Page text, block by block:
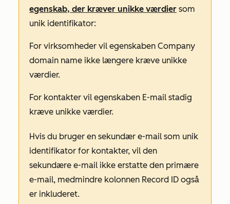
egenskab, der kræver unikke værdier som
unik identifikator:
For virksomheder vil egenskaben Company
domain name ikke længere kræve unikke
værdier.
For kontakter vil egenskaben E-mail stadig
kræve unikke værdier.
Hvis du bruger en sekundær e-mail som unik
identifikator for kontakter, vil den
sekundære e-mail ikke erstatte den primære
e-mail, medmindre kolonnen Record ID også
er inkluderet.